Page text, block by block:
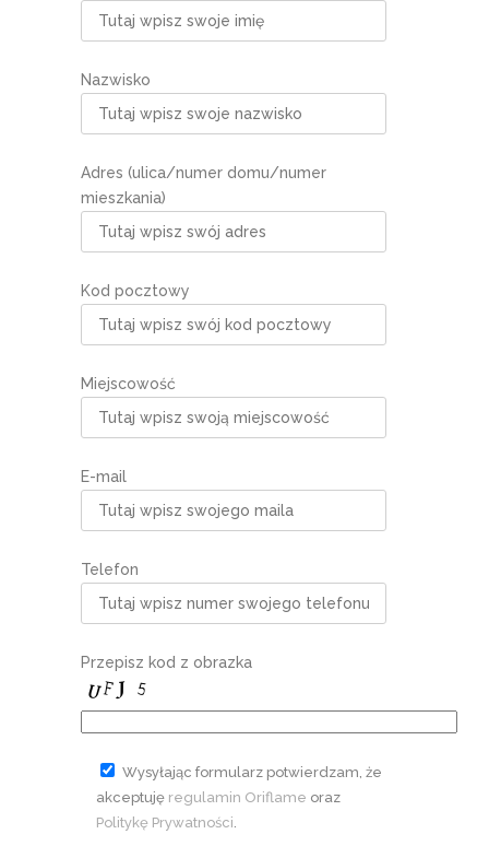
Nazwisko
Adres (ulica/numer domu/numer
mieszkania)
Kod pocztowy
Miejscowość
E-mail
Telefon
Przepisz kod z obrazka
Wysyłając formularz potwierdzam, że
akceptuję regulamin Oriflame oraz
Politykę Prywatności